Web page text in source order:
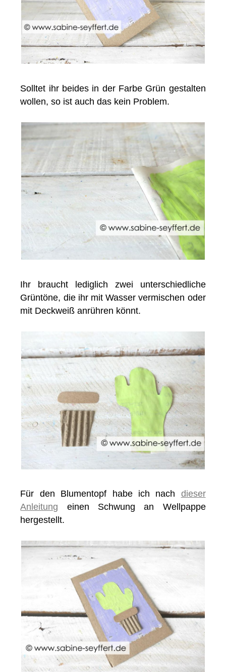
Solltet ihr beides in der Farbe Grün gestalten
wollen, so ist auch das kein Problem.
Ihr braucht lediglich zwei unterschiedliche
Grüntöne, die ihr mit Wasser vermischen oder
mit Deckweiß anrühren könnt.
Für den Blumentopf habe ich nach dieser
Anleitung einen Schwung an Wellpappe
hergestellt.